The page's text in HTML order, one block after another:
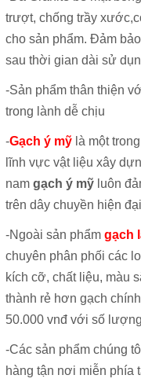
trượt, chống trầy
cho sản phẩm. Đảm
sau thời gian dài sử
-Sản phẩm thân thiện
trong lành dễ chịu
-Gạch ý mỹlà một
lĩnh vực vật liệu xây
nam gạch ý mỹ luôn
trên dây chuyền hiện
-Ngoài sản phẩm gạch
chuyên phân phối các
kích cỡ, chất liệu, màu
thành rẻ hơn gạch
50.000 vnđ với số
-Các sản phẩm chúng
hàng tận nơi miễn phía